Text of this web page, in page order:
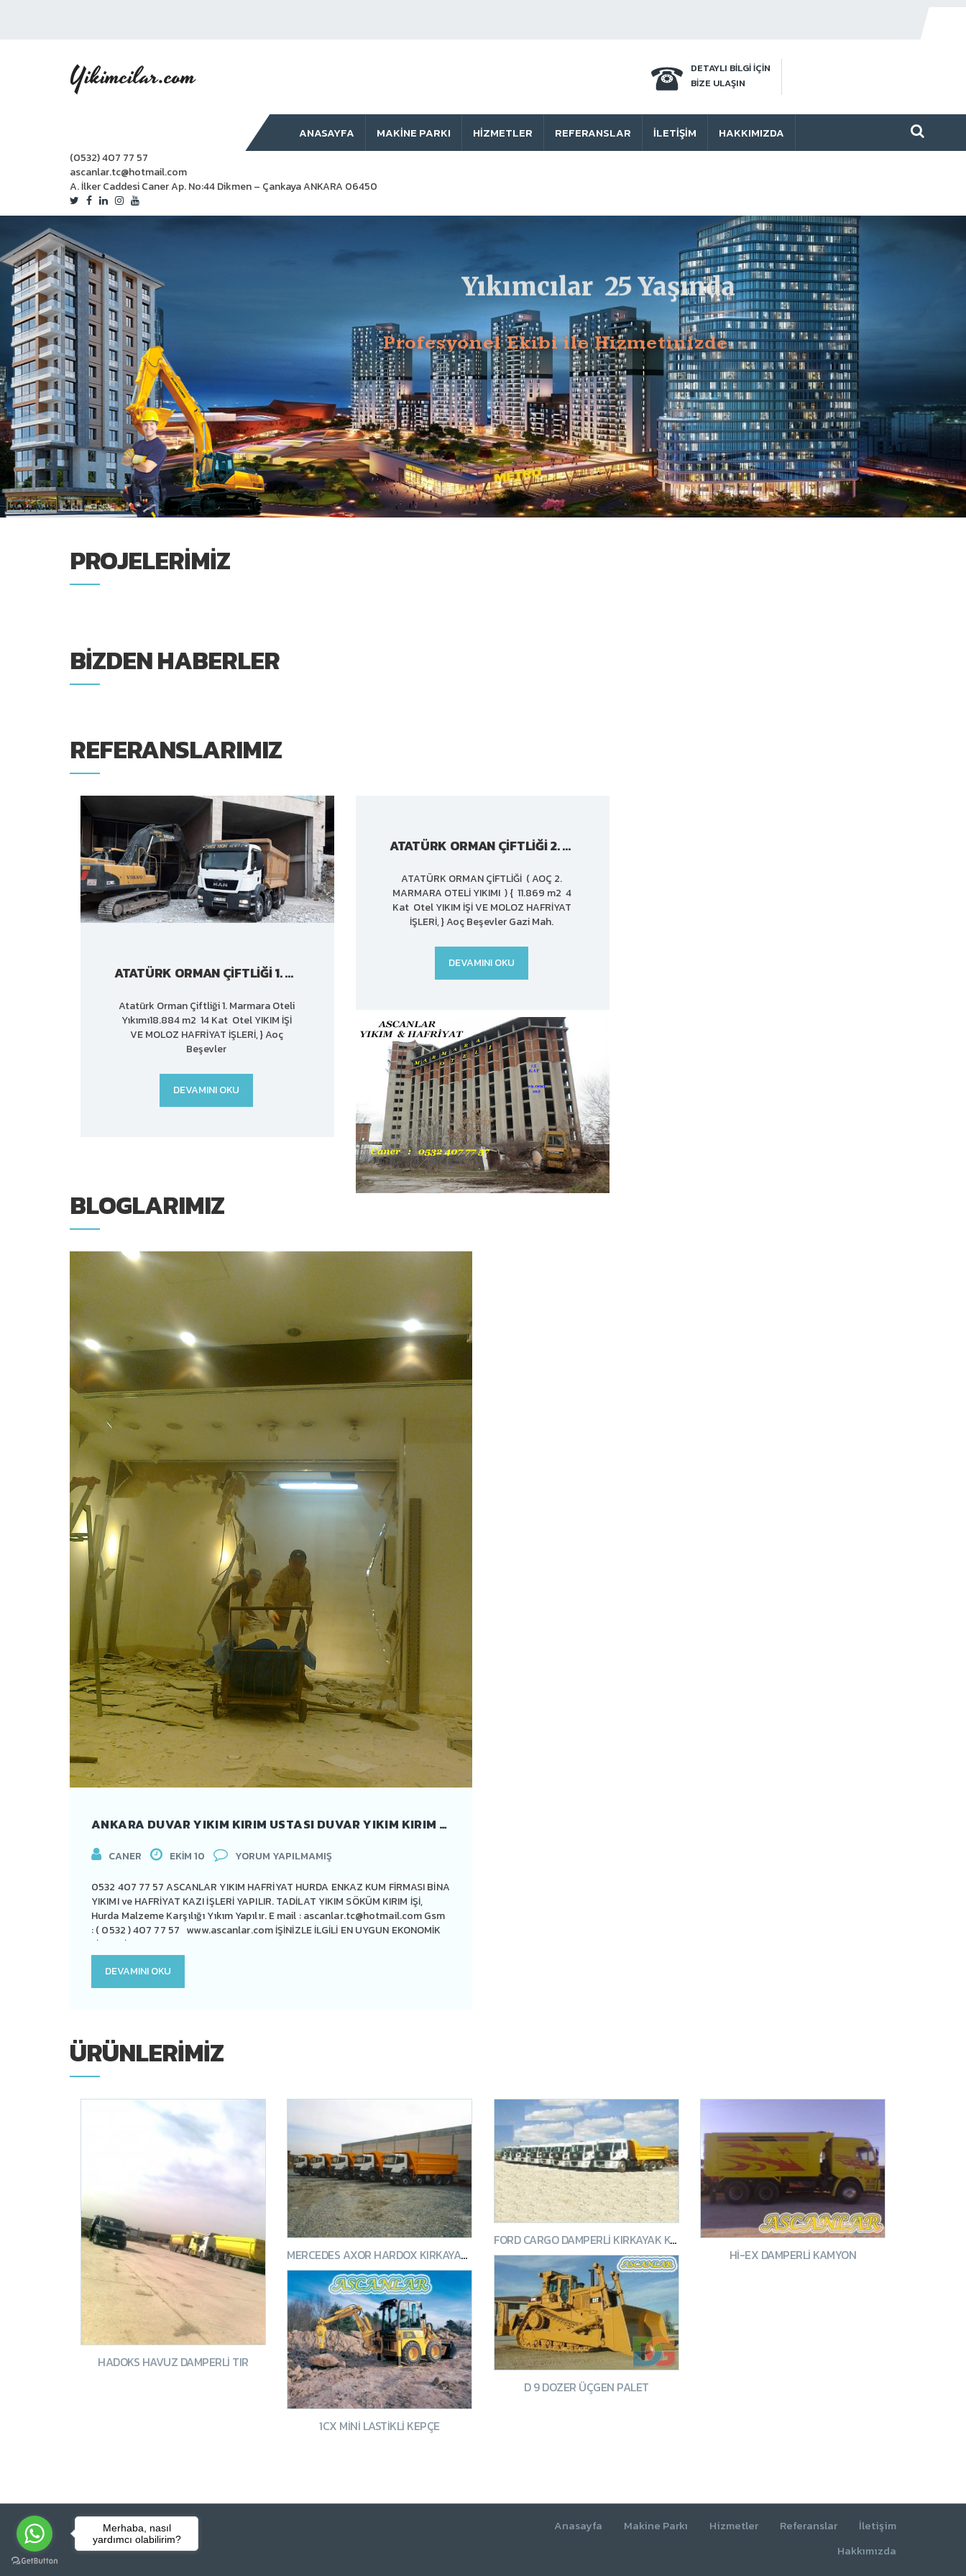
Yikimcilar.com
DETAYLI BİLGİ İÇİN
BİZE ULAŞIN
ANASAYFA MAKINE PARKI HIZMETLER REFERANSLAR İLETIŞIM HAKKIMIZDA
(0532) 407 77 57
ascanlar.tc@hotmail.com
A. İlker Caddesi Caner Ap. No:44 Dikmen – Çankaya ANKARA 06450
Devamını Oku...
Profesyonel Ekibi ile Hizmetinizde.
Yıkımcılar 25 Yaşında
PROJELERIMIZ
BIZDEN HABERLER
REFERANSLARIMIZ
ATATÜRK ORMAN ÇIFTLIĞI 1. MARMARA OTELI YIKIMI
Atatürk Orman Çiftliği 1. Marmara Oteli
Yıkımı18.884 m2 14 Kat Otel YIKIM İŞİ
VE MOLOZ HAFRİYAT İŞLERİ, } Aoç
Beşevler
DEVAMINI OKU
ATATÜRK ORMAN ÇIFTLIĞI 2. MARMARA OTELI YIKIMI
ATATÜRK ORMAN ÇİFTLİĞİ ( AOÇ 2.
MARMARA OTELİ YIKIMI ) { 11.869 m2 4
Kat Otel YIKIM İŞİ VE MOLOZ HAFRİYAT
İŞLERİ, } Aoç Beşevler Gazi Mah.
DEVAMINI OKU
BLOGLARIMIZ
ANKARA DUVAR YIKIM KIRIM USTASI DUVAR YIKIM KIRIM IŞLERI
CANER EKIM 10 YORUM YAPILMAMIŞ
0532 407 77 57 ASCANLAR YIKIM HAFRİYAT HURDA ENKAZ KUM FİRMASI BİNA
YIKIMI ve HAFRİYAT KAZI İŞLERİ YAPILIR. TADİLAT YIKIM SÖKÜM KIRIM İŞİ,
Hurda Malzeme Karşılığı Yıkım Yapılır. E mail :ascanlar.tc@hotmail.comGsm
: ( 0532 ) 407 77 57 www.ascanlar.com İŞİNİZLE İLGİLİ EN UYGUN EKONOMİK
FİYAT FİRMAMIZDAN ALINIR. Bina Duvar, Fabrika Duvarı, Eski Ev Duvarı,
Gecekondu, Duvar, Beton Kırma Kesme, Şap Kırım…
DEVAMINI OKU
ÜRÜNLERIMIZ
HADOKS HAVUZ DAMPERLİ TIR
MERCEDES AXOR HARDOX KIRKAYAK DAMPERLI KAMYON
FORD CARGO DAMPERLI KIRKAYAK KAMYON
HI-EX DAMPERLI KAMYON
D 9 DOZER ÜÇGEN PALET
1CX MINI LASTIKLI KEPÇE
Anasayfa Makine Parkı Hizmetler Referanslar
İletişim
Hakkımızda
Merhaba, nasıl
yardımcı olabilirim?